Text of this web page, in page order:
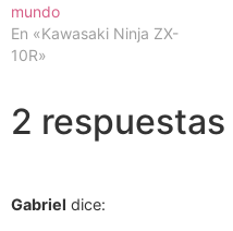
mundo
En «Kawasaki Ninja ZX-
10R»
2 respuestas
Gabriel dice: